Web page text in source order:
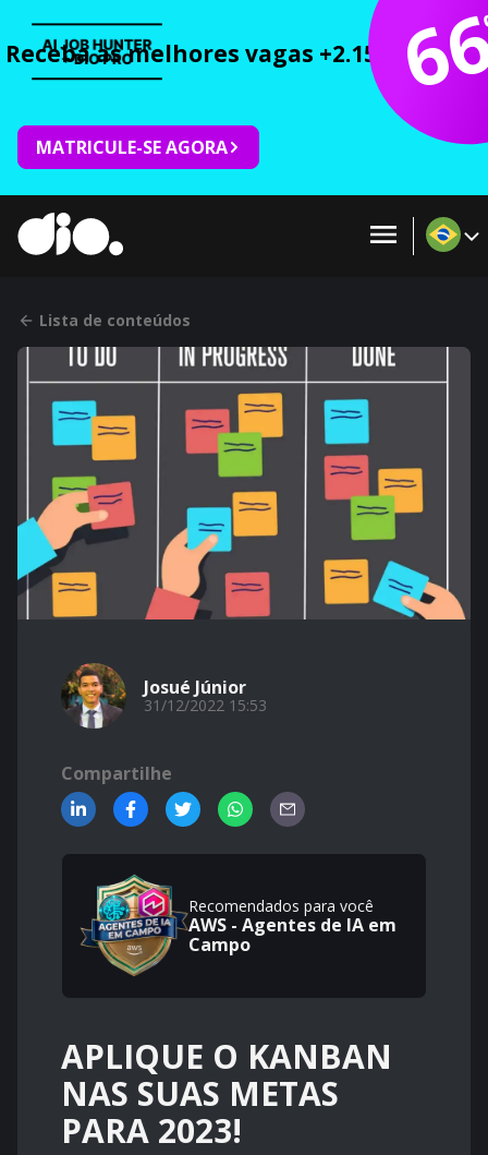
Receba as melhores vagas +2.150 cursos
MATRICULE-SE AGORA
Lista de conteúdos
Josué Júnior
31/12/2022 15:53
Compartilhe
Recomendados para você
AWS - Agentes de IA em
Campo
APLIQUE O KANBAN
NAS SUAS METAS
PARA 2023!